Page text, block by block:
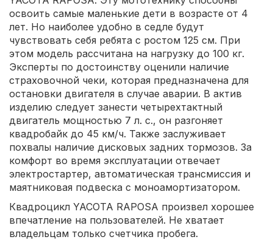
освоить самые маленькие дети в возрасте от 4
лет. Но наиболее удобно в седле будут
чувствовать себя ребята с ростом 125 см. При
этом модель рассчитана на нагрузку до 100 кг.
Эксперты по достоинству оценили наличие
страховочной чеки, которая предназначена для
остановки двигателя в случае аварии. В актив
изделию следует занести четырехтактный
двигатель мощностью 7 л. с., он разгоняет
квадробайк до 45 км/ч. Также заслуживает
похвалы наличие дисковых задних тормозов. За
комфорт во время эксплуатации отвечает
электростартер, автоматическая трансмиссия и
маятниковая подвеска с моноамортизатором.
Квадроцикл YACOTA RAPOSA произвел хорошее
впечатление на пользователей. Не хватает
владельцам только счетчика пробега.